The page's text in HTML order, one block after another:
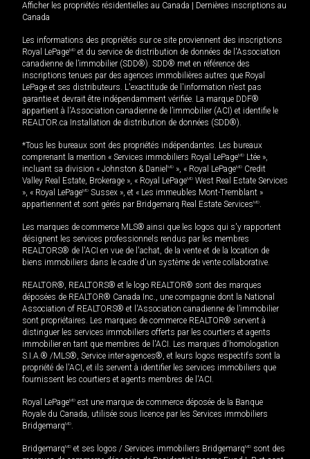
Afficher les propriétés résidentielles au Canada
Dernières inscriptions au
Canada
Les informations des propriétés sur ce site proviennent des inscriptions
Royal LePageMD et du service de distribution de données de l'Association
canadienne de l’immobilier (SDD®). SDD® met en référence des
inscriptions tenues par des agences immobilières autres que Royal
LePage et ses distributeurs. L'exactitude de l'information n'est pas
garantie et devrait être indépendamment vérifiée. La marque DDF®
appartient à l'Association canadienne de l’immobilier (ACI) et identifie le
REALTOR.ca Installation de distribution de données (SDD®).
*Tous les bureaux sont des propriétés indépendantes. Les bureaux
comprenant la mention « Services immobiliers Royal LePageMD Ltée »,
incluant sa division « Johnston & Daniel MD », « Royal LePageMD Credit
Valley Real Estate, Brokerage », « Royal LePageMD West Real Estate Services
», « Royal LePageMD Sussex », et « Les immeubles Mont-Tremblant »
appartiennent et sont gérés par Bridgemarq Real Estate ServicesMD.
Les marques de commerce MLS® ainsi que les logos qui s'y rapportent
désignent les services professionnels rendus par les membres
REALTORS® de l'ACI en vue de l'achat, de la vente et de la location de
biens immobiliers dans le cadre d'un système de vente collaborative.
REALTOR®, REALTORS® et le logo REALTOR® sont des marques
déposées de REALTOR® Canada Inc., une compagnie dont la National
Association of REALTORS® et l'Association canadienne de l’immobilier
sont propriétaires. Les marques de commerce REALTOR® servent à
distinguer les services immobiliers offerts par les courtiers et agents
immobilier en tant que membres de l'ACI. Les marques d'homologation
S.I.A.® /MLS®, Service inter-agences®, et leurs logos respectifs sont la
propriété de l'ACI, et ils servent à identifier les services immobiliers que
fournissent les courtiers et agents membres de l'ACI.
Royal LePageMD est une marque de commerce déposée de la Banque
Royale du Canada, utilisée sous licence par les Services immobiliers
BridgemarqMD.
BridgemarqMD et ses logos / Services immobiliers BridgemarqMD sont des